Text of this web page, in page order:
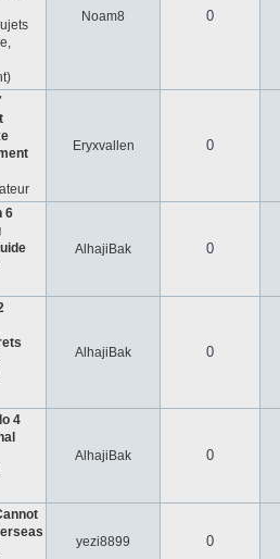
Noam8 0
Eryxvallen 0
6
AlhajiBak 0
AlhajiBak 0
4
AlhajiBak 0
yezi8899 0